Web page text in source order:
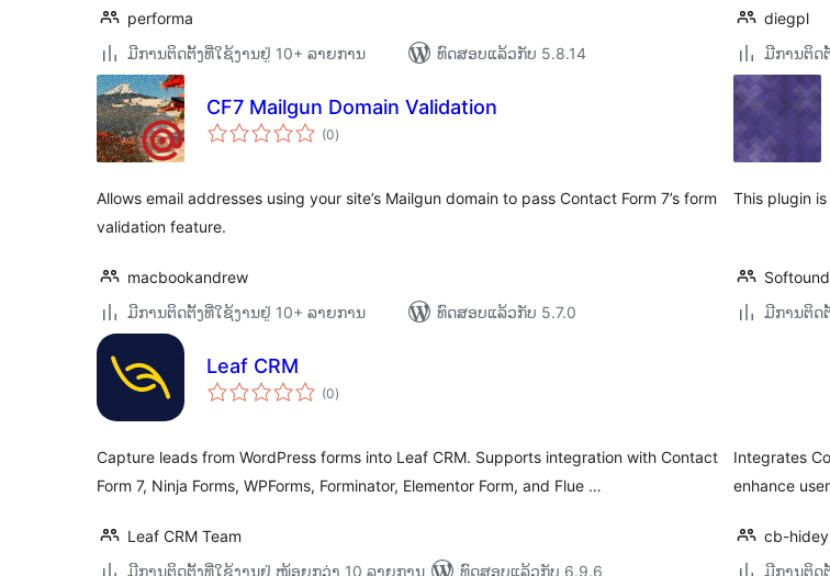
performa
ມີການຕິດຕັ້ງທີ່ໃຊ້ງານຢູ່ 10+ ລາຍການ
ທົດສອບແລ້ວກັບ 5.8.14
diegpl
ມີການຕິດ
CF7 Mailgun Domain Validation
(0ຄະແນນ
ທັງໝົດ
)
Allows email addresses using your site’s Mailgun domain to pass Contact Form 7’s form
validation feature.
macbookandrew
ມີການຕິດຕັ້ງທີ່ໃຊ້ງານຢູ່ 10+ ລາຍການ
ທົດສອບແລ້ວກັບ 5.7.0
This plugin
ມີການຕິດ
Leaf CRM
(0ຄະແນນ
ທັງໝົດ
)
Capture leads from WordPress forms into Leaf CRM. Supports integration with Contact
Form 7, Ninja Forms, WPForms, Forminator, Elementor Form, and Flue …
Leaf CRM Team
ມີການຕິດຕັ້ງທີ່ໃຊ້ງານຢູ່ ໜ້ອຍກວ່າ 10 ລາຍການ
ທົດສອບແລ້ວກັບ 6.9.6
Integrates
enhance
cb-
ມີການຕິດ